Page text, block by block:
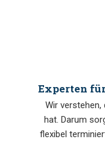
Experten
Wir
hat. Darum
flexibel